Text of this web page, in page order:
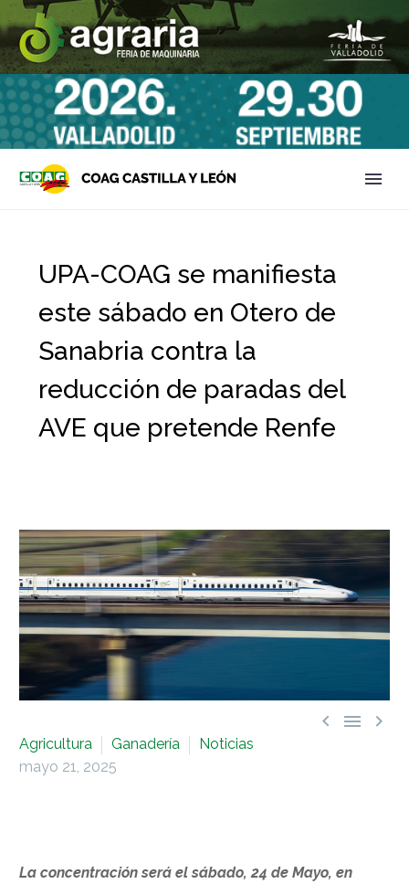
UPA-COAG se manifiesta
este sábado en Otero de
Sanabria contra la
reducción de paradas del
AVE que pretende Renfe
  
Agricultura Ganadería
Noticias
mayo 21, 2025
La concentración será el sábado, 24 de Mayo, en